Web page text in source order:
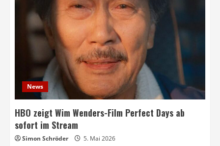
News
HBO zeigt Wim Wenders-Film Perfect Days ab
sofort im Stream
Simon Schröder 5. Mai 2026